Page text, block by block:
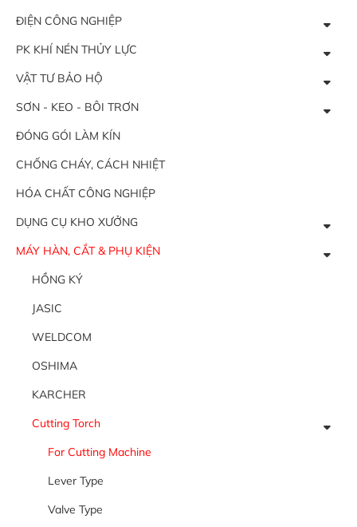
ĐIỆN CÔNG NGHIỆP
PK KHÍ NÉN THỦY LỰC
VẬT TƯ BẢO HỘ
SƠN - KEO - BÔI TRƠN
ĐÓNG GÓI LÀM KÍN
CHỐNG CHÁY, CÁCH NHIỆT
HÓA CHẤT CÔNG NGHIỆP
DỤNG CỤ KHO XƯỞNG
MÁY HÀN, CẮT & PHỤ KIỆN
HỒNG KÝ
JASIC
WELDCOM
OSHIMA
KARCHER
Cutting Torch
For Cutting Machine
Lever Type
Valve Type